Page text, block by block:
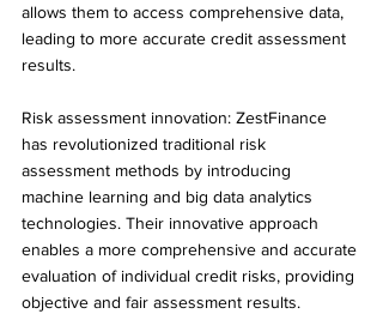
allows them to access comprehensive data,
leading to more accurate credit assessment
results.
Risk assessment innovation: ZestFinance
has revolutionized traditional risk
assessment methods by introducing
machine learning and big data analytics
technologies. Their innovative approach
enables a more comprehensive and accurate
evaluation of individual credit risks, providing
objective and fair assessment results.